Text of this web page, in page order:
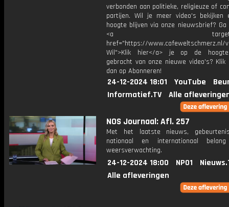
verbonden aan politieke, religieuze of
partijen. Wil je meer video's bekijken
hoogte blijven via onze nieuwsbrief? Ga
<a
href="https://www.cafeweltschmerz.nl/
Wil">Klik hier</a> je op de
gebracht van onze nieuwe video's? Klik
dan op Abonneren!
24-12-2024 18:01 YouTube
Informatief.TV
Alle
NOS Journaal: Afl. 257
Met het laatste nieuws,
nationaal en internationaal
weersverwachting.
24-12-2024 18:00 NPO1
Alle afleveringen